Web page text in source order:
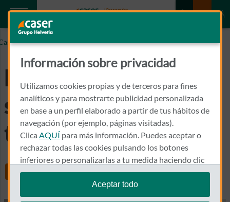
Psoriasis: qué es, síntomas, tipos y tratamiento
Psoriasis: qué es,
síntomas, tipos y
tratamiento
Share
Información sobre privacidad
Utilizamos cookies propias y de terceros para fines
analíticos y para mostrarte publicidad personalizada
en base a un perfil elaborado a partir de tus hábitos de
navegación (por ejemplo, páginas visitadas).
Clica AQUÍ para más información. Puedes aceptar o
rechazar todas las cookies pulsando los botones
inferiores o personalizarlas a tu medida haciendo clic
en"configurar cookies".
Te recordamos que puedes modificar tus ajustes de
Aceptar todo